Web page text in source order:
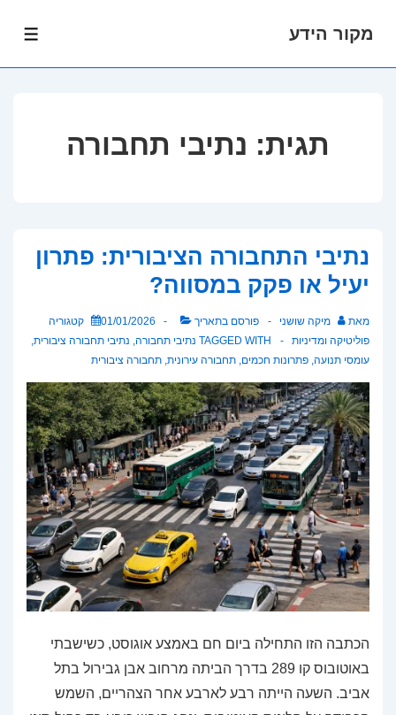
מקור הידע
תגית: נתיבי תחבורה
נתיבי התחבורה הציבורית: פתרון
יעיל או פקק במסווה?
מאת מיקה שושני פורסם בתאריך 01/01/2026
קטגוריה
פוליטיקה ומדיניות
TAGGED WITH נתיבי תחבורה, נתיבי תחבורה ציבורית,
עומסי תנועה, פתרונות חכמים, תחבורה עירונית, תחבורה ציבורית
הכתבה הזו התחילה ביום חם באמצע אוגוסט, כשישבתי
באוטובוס קו 289 בדרך הביתה מרחוב אבן גבירול בתל
אביב. השעה הייתה רבע לארבע אחר הצהריים, השמש